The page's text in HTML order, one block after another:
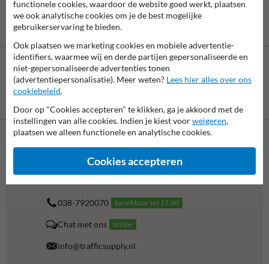
is mogelijk
We zijn vandaag tot 17.00 telefonisch bereikbaar voor
al je vragen over onze producten en diensten.
038-7920070 bereikbaar tot 17.00
Chat met ons online
info@trafficsupply.nl
functionele cookies, waardoor de website goed werkt, plaatsen
we ook analytische cookies om je de best mogelijke
gebruikerservaring te bieden.
Ook plaatsen we marketing cookies en mobiele advertentie-
identifiers, waarmee wij en derde partijen gepersonaliseerde en
niet-gepersonaliseerde advertenties tonen
(advertentiepersonalisatie). Meer weten? Lees hier alles over ons
cookiebeleid.
Door op "Cookies accepteren" te klikken, ga je akkoord met de
instellingen van alle cookies. Indien je kiest voorweigeren,
plaatsen we alleen functionele en analytische cookies.
Cookies accepteren